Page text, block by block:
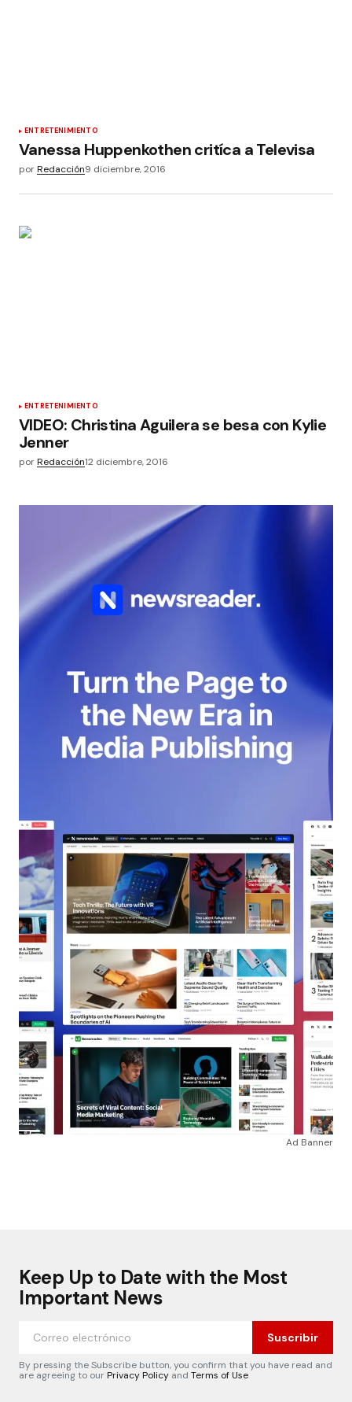
ENTRETENIMIENTO
Vanessa Huppenkothen critíca a Televisa
porRedacción9 diciembre, 2016
ENTRETENIMIENTO
VIDEO: Christina Aguilera se besa con Kylie
Jenner
porRedacción12 diciembre, 2016
Ad Banner
Keep Up to Date with the Most
Important News
Suscribir
By pressing the Subscribe button, you confirm that you have read and
are agreeing to ourPrivacy Policy and Terms of Use